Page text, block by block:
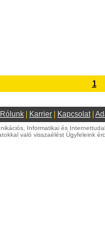
1
Rólunk Karrier Kapcsolat|
Informatikai és
való visszaélést Ügyfeleink